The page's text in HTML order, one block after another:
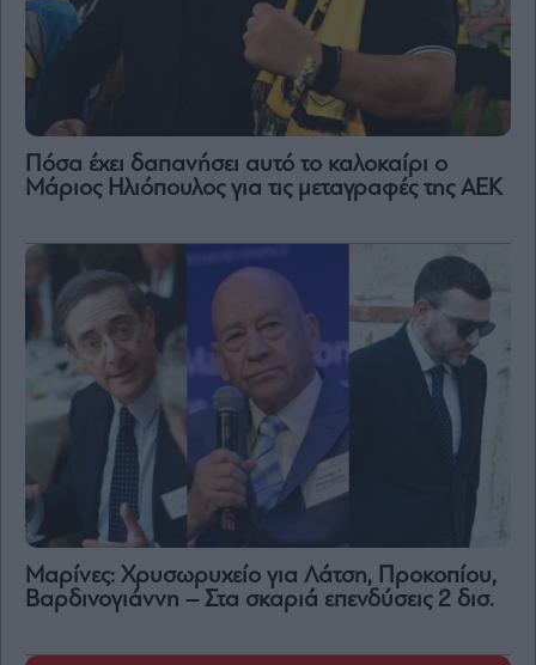
Πόσα έχει δαπανήσει αυτό το καλοκαίρι ο
Μάριος Ηλιόπουλος για τις μεταγραφές της ΑΕΚ
Μαρίνες: Χρυσωρυχείο για Λάτση, Προκοπίου,
Βαρδινογιάννη – Στα σκαριά επενδύσεις 2 δισ.